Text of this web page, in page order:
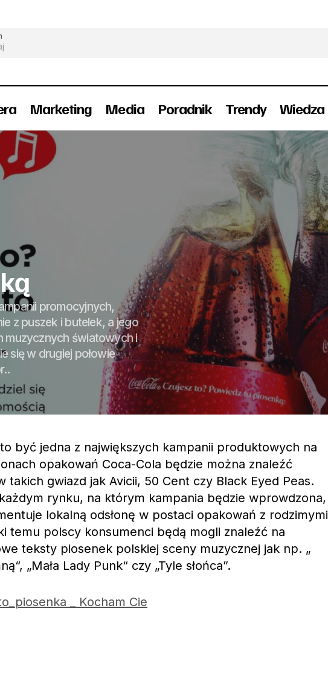
Marketing Media Poradnik Trendy Wiedza
promocyjnych,
z puszek i butelek, a jego
muzycznych światowych i
się w drugiej połowie
być jedna z największych kampanii produktowych na
opakowań Coca-Cola będzie można znaleźć
takich gwiazd jak Avicii, 50 Cent czy Black Eyed Peas.
rynku, na którym kampania będzie wprowdzona,
lokalną odsłonę w postaci opakowań z rodzimymi
temu polscy konsumenci będą mogli znaleźć na
teksty piosenek polskiej sceny muzycznej jak np. „
„Mała Lady Punk“ czy „Tyle słońca”.